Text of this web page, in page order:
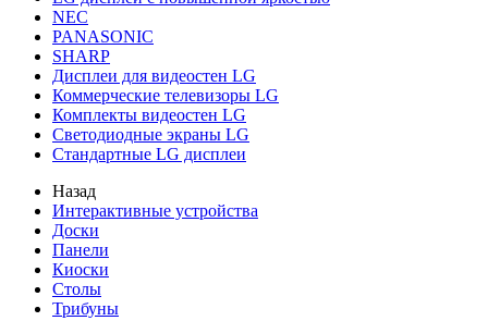
NEC
PANASONIC
SHARP
Дисплеи для видеостен LG
Коммерческие телевизоры LG
Комплекты видеостен LG
Светодиодные экраны LG
Стандартные LG дисплеи
Назад
Интерактивные устройства
Доски
Панели
Киоски
Столы
Трибуны